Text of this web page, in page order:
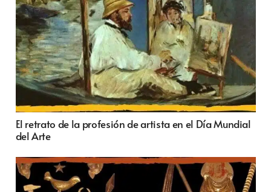
El retrato de la profesión de artista en el Día Mundial
del Arte